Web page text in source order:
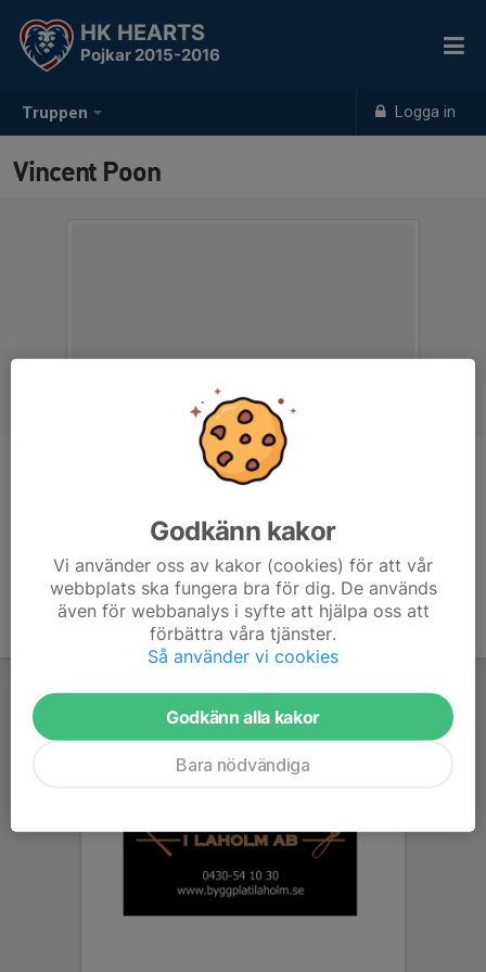
Truppen Logga in
HK HEARTS
Pojkar 2015-2016
Vincent Poon
Godkänn kakor
Vi använder oss av kakor (cookies) för att vår
webbplats ska fungera bra för dig. De används
även för webbanalys i syfte att hjälpa oss att
förbättra våra tjänster.
Så använder vi cookies
Godkänn alla kakor
Bara nödvändiga